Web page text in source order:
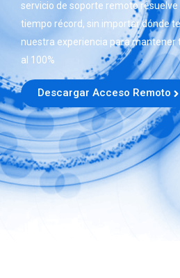
servicio de soporte remoto resuelve
tiempo récord, sin importar dónde
nuestra experiencia para mantener
al 100%
Descargar Acceso Remoto